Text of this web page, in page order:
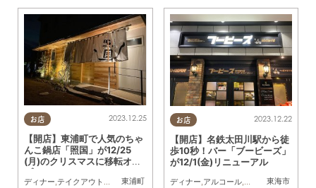
お店
東浦町
2023.12.25
【開店】東浦町で人気のちゃ
んこ鍋店「照国」が12/25
(月)のクリスマスに移転オー
プン
ディナー テイクアウト キッチンカー ,家族
お店
東海市
2023.12.22
【開店】名鉄太田川駅から徒
歩10秒！バー「ブービーズ」
が12/1(金)リニューアル
ディナー,アルコール,開店